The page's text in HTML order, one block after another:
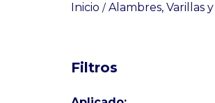
Inicio / Alambres, Varillas
Filtros